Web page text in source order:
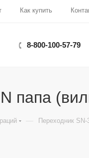
Как купить
8-800-100-57-79
папа
— Переходник